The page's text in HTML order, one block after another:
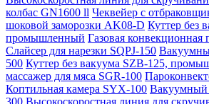
колбас GN1600 ll Чеквейер с
шоковой заморозки AK08-D Куттер без
промышленный Газовая конвекционная
Слайсер для нарезки SQPJ-150
500 Куттер без вакуума SZB-125,
массажер для мяса SGR-100
Коптильная камера SYX-100 Вакуумный
300 Высокоскоростная линия для